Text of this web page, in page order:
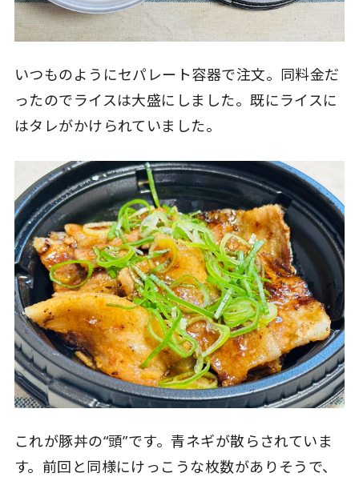
いつものようにセパレート容器で注文。同料金だ
ったのでライスは大盛にしました。既にライスに
はタレがかけられていました。
これが豚丼の“頭”です。青ネギが散らされていま
す。前回と同様にけっこうな枚数がありそうで、